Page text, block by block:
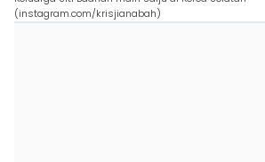
(instagram.com/krisjianabah)